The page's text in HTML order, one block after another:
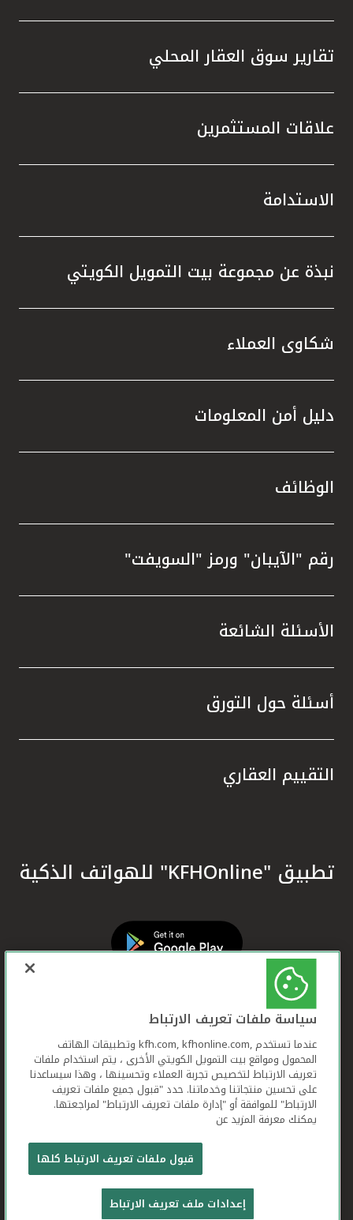
تقارير سوق العقار المحلي
علاقات المستثمرين
الاستدامة
نبذة عن مجموعة بيت التمويل الكويتي
شكاوى العملاء
دليل أمن المعلومات
الوظائف
رقم "الآيبان" ورمز "السويفت"
الأسئلة الشائعة
أسئلة حول التورق
التقييم العقاري
تطبيق "KFHOnline" للهواتف الذكية
بيت التمويل الكويتي جميع الحقوق محفوظة © 2026
شروط وأحكام استخدام الموقع الإلكتروني
تعريف الارتباط بيان الخصوصية
سياسة ملفات تعريف الارتباط
عندما تستخدم ,kfh.com, kfhonline.com وتطبيقات الهاتف
المحمول ومواقع بيت التمويل الكويتي الأخرى ، يتم استخدام ملفات
تعريف الارتباط لتخصيص تجربة العملاء وتحسينها ، وهذا سيساعدنا
على تحسين منتجاتنا وخدماتنا. حدد "قبول جميع ملفات تعريف
الارتباط" للموافقة أو "إدارة ملفات تعريف الارتباط" لمراجعتها.
يمكنك معرفة المزيد عن
قبول ملفات تعريف الارتباط كلها
إعدادات ملف تعريف الارتباط